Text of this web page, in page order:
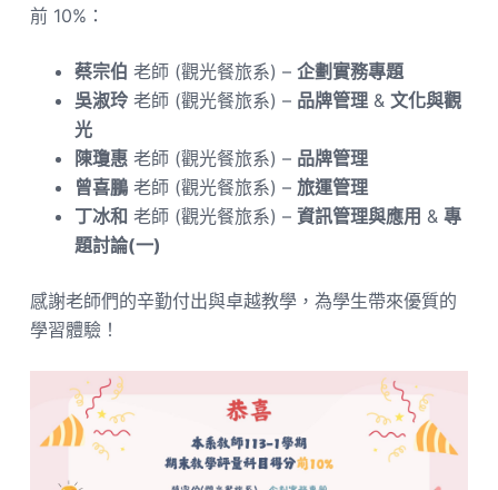
前 10%：
蔡宗伯 老師 (觀光餐旅系) – 企劃實務專題
吳淑玲老師 (觀光餐旅系) – 品牌管理& 文化與觀
光
陳瓊惠老師 (觀光餐旅系) – 品牌管理
曾喜鵬老師 (觀光餐旅系) – 旅運管理
丁冰和 老師 (觀光餐旅系) – 資訊管理與應用 & 專
題討論(一)
感謝老師們的辛勤付出與卓越教學，為學生帶來優質的
學習體驗！